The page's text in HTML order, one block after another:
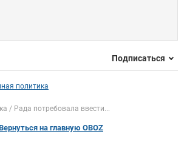
Подписаться
политика
Рада потребовала ввести...
на главную OBOZ